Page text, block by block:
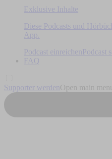
Exklusive Inhalte
Diese Podcasts und
App.
Podcast einreichen
Podcast
FAQ
Supporter werden Open main menu